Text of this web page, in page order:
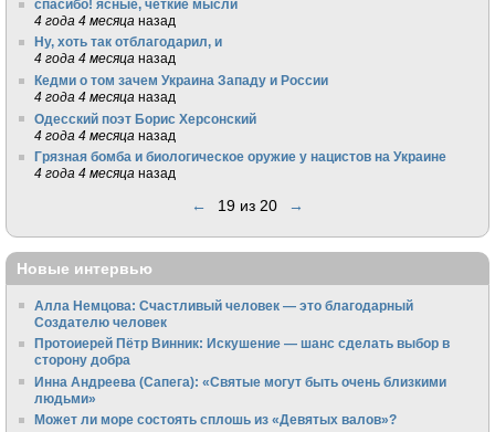
спасибо! ясные, четкие мысли
4 года 4 месяца назад
Ну, хоть так отблагодарил, и
4 года 4 месяца назад
Кедми о том зачем Украина Западу и России
4 года 4 месяца назад
Одесский поэт Борис Херсонский
4 года 4 месяца назад
Грязная бомба и биологическое оружие у нацистов на Украине
4 года 4 месяца назад
← 19 из 20 →
Новые интервью
Алла Немцова: Счастливый человек — это благодарный
Создателю человек
Протоиерей Пётр Винник: Искушение — шанс сделать выбор в
сторону добра
Инна Андреева (Сапега): «Святые могут быть очень близкими
людьми»
Может ли море состоять сплошь из «Девятых валов»?